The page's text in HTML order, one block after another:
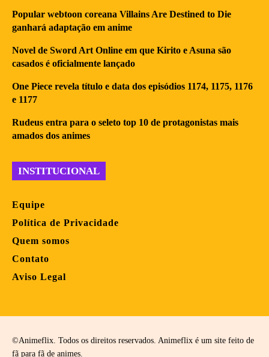
Popular webtoon coreana Villains Are Destined to Die
ganhará adaptação em anime
Novel de Sword Art Online em que Kirito e Asuna são
casados é oficialmente lançado
One Piece revela título e data dos episódios 1174, 1175, 1176
e 1177
Rudeus entra para o seleto top 10 de protagonistas mais
amados dos animes
INSTITUCIONAL
Equipe
Política de Privacidade
Quem somos
Contato
Aviso Legal
©Animeflix. Todos os direitos reservados. Animeflix é um site feito de
fã para fã de animes.